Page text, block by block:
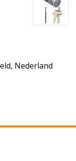
Nederland